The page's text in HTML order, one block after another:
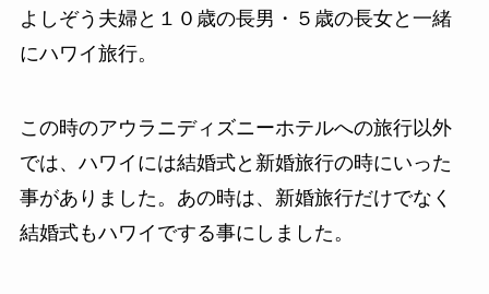
よしぞう夫婦と１０歳の長男・５歳の長女と一緒
にハワイ旅行。
この時のアウラニディズニーホテルへの旅行以外
では、ハワイには結婚式と新婚旅行の時にいった
事がありました。あの時は、新婚旅行だけでなく
結婚式もハワイでする事にしました。